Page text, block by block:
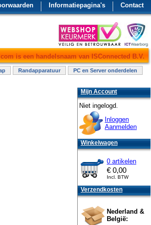
Contact
Informatiepagina's
is een handelsnaam van ISConnected B.V.
Randapparatuur
PC en Server onderdelen
Mijn Account
Niet ingelogd.
Inloggen
Aanmelden
Winkelwagen
0 artikelen
€ 0,00
Incl. BTW
Verzendkosten
Nederland &
België: